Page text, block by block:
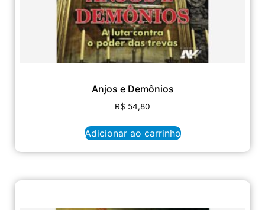
Anjos e Demônios
R$ 54,80
Adicionar ao carrinho